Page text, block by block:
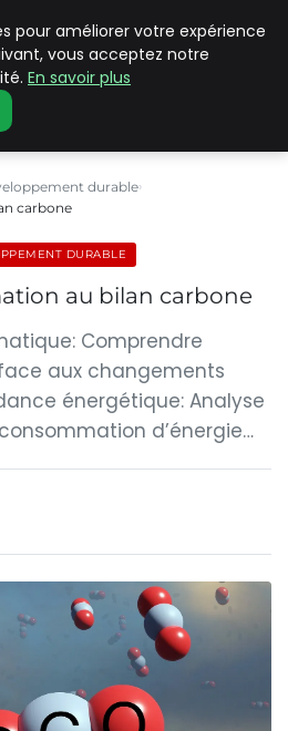
ADVANCED
durable
carbone
DURABLE
au bilan carbone
Comprendre
aux changements
énergétique: Analyse
d’énergie…
pour améliorer votre expérience
vous acceptez notre
En savoir plus